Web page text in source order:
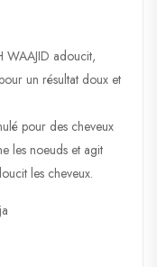
WAAJID adoucit,
un résultat doux et
pour des cheveux
les noeuds et agit
les cheveux.